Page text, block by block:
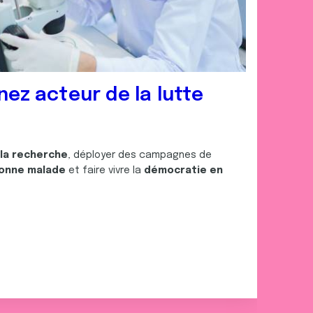
acteur de la lutte
recherche, déployer des campagnes de
malade et faire vivre la démocratie en